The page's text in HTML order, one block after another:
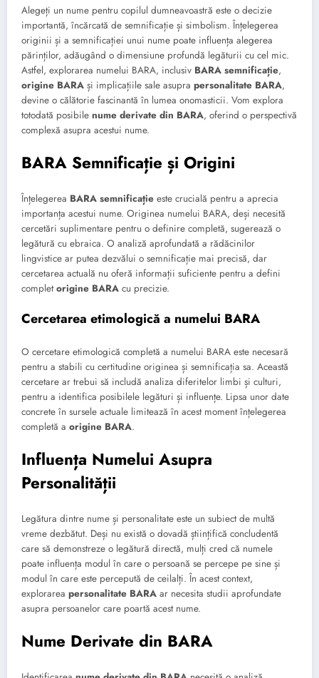
Alegeți un nume pentru copilul dumneavoastră este o decizie
importantă, încărcată de semnificație și simbolism. Înțelegerea
originii și a semnificației unui nume poate influența alegerea
părinților, adăugând o dimensiune profundă legăturii cu cel mic.
Astfel, explorarea numelui BARA, inclusiv BARA semnificație,
origine BARA și implicațiile sale asupra personalitate BARA,
devine o călătorie fascinantă în lumea onomasticii. Vom explora
totodată posibile nume derivate din BARA, oferind o perspectivă
complexă asupra acestui nume.
BARA Semnificație și Origini
Înțelegerea BARA semnificație este crucială pentru a aprecia
importanța acestui nume. Originea numelui BARA, deși necesită
cercetări suplimentare pentru o definire completă, sugerează o
legătură cu ebraica. O analiză aprofundată a rădăcinilor
lingvistice ar putea dezvălui o semnificație mai precisă, dar
cercetarea actuală nu oferă informații suficiente pentru a defini
completorigine BARA cu precizie.
Cercetarea etimologică a numelui BARA
O cercetare etimologică completă a numelui BARA este necesară
pentru a stabili cu certitudine originea și semnificația sa. Această
cercetare ar trebui să includă analiza diferitelor limbi și culturi,
pentru a identifica posibilele legături și influențe. Lipsa unor date
concrete în sursele actuale limitează în acest moment înțelegerea
completă a origine BARA.
Influența Numelui Asupra
Personalității
Legătura dintre nume și personalitate este un subiect de multă
vreme dezbătut. Deși nu există o dovadă științifică concludentă
care să demonstreze o legătură directă, mulți cred că numele
poate influența modul în care o persoană se percepe pe sine și
modul în care este percepută de ceilalți. În acest context,
explorarea personalitate BARA ar necesita studii aprofundate
asupra persoanelor care poartă acest nume.
Nume Derivate din BARA